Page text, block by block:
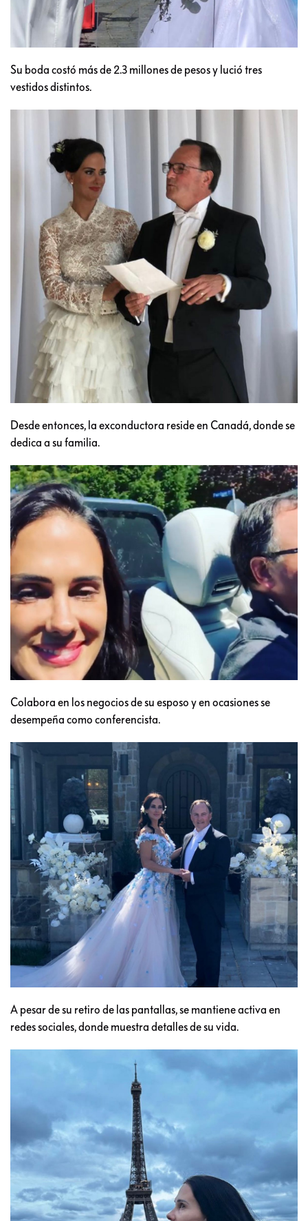
Su boda costó más de 2.3 millones de pesos y lució tres
vestidos distintos.
Desde entonces, la exconductora reside en Canadá, donde se
dedica a su familia.
Colabora en los negocios de su esposo y en ocasiones se
desempeña como conferencista.
A pesar de su retiro de las pantallas, se mantiene activa en
redes sociales, donde muestra detalles de su vida.